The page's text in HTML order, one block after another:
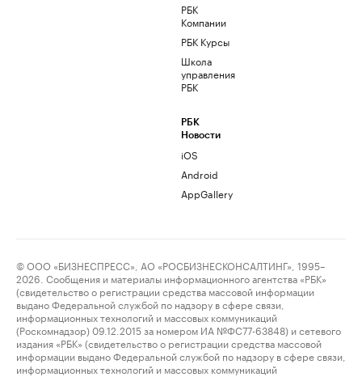
РБК
Компании
РБК Курсы
Школа
управления
РБК
РБК
Новости
iOS
Android
AppGallery
© ООО «БИЗНЕСПРЕСС», АО «РОСБИЗНЕСКОНСАЛТИНГ», 1995–
2026. Сообщения и материалы информационного агентства «РБК»
(свидетельство о регистрации средства массовой информации
выдано Федеральной службой по надзору в сфере связи,
информационных технологий и массовых коммуникаций
(Роскомнадзор) 09.12.2015 за номером ИА №ФС77-63848) и сетевого
издания «РБК» (свидетельство о регистрации средства массовой
информации выдано Федеральной службой по надзору в сфере связи,
информационных технологий и массовых коммуникаций